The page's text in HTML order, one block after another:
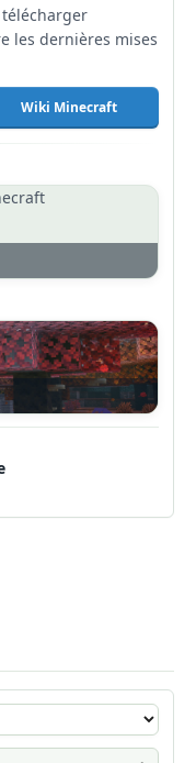
les dernières mises
Wiki Minecraft